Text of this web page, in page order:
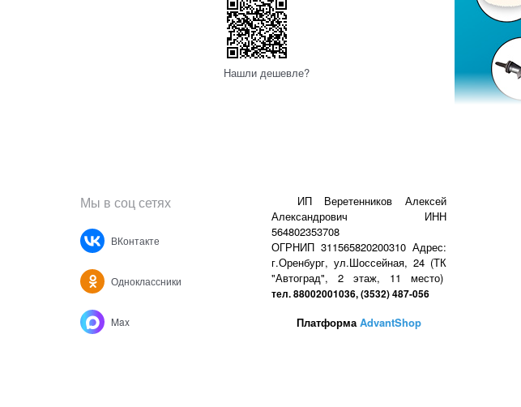
Нашли дешевле?
Мы в соц сетях
ВКонтакте
Одноклассники
Max
ИП Веретенников Алексей
Александрович ИНН
564802353708
ОГРНИП 311565820200310 Адрес:
г.Оренбург, ул.Шоссейная, 24 (ТК
"Автоград", 2 этаж, 11 место)
тел. 88002001036, (3532) 487-056
ПлатформаAdvantShop